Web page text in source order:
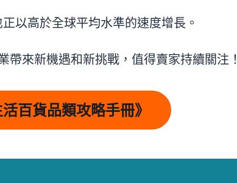
以高於全球平均水準的速度增長。
來新機遇和新挑戰，值得賣家持續關注！
百貨品類攻略手冊》